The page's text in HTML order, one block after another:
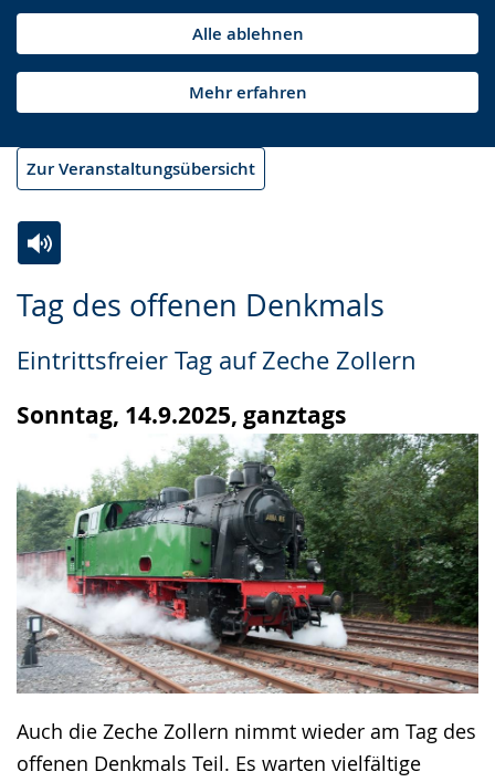
Alle ablehnen
Mehr erfahren
Zur Veranstaltungsübersicht
Tag des offenen Denkmals
Eintrittsfreier Tag auf Zeche Zollern
Sonntag, 14.9.2025, ganztags
Auch die Zeche Zollern nimmt wieder am Tag des
offenen Denkmals Teil. Es warten vielfältige
Leichten
wechseln.
Audio-
Video
Deutscher
Gebärdensprache
angezeigt.